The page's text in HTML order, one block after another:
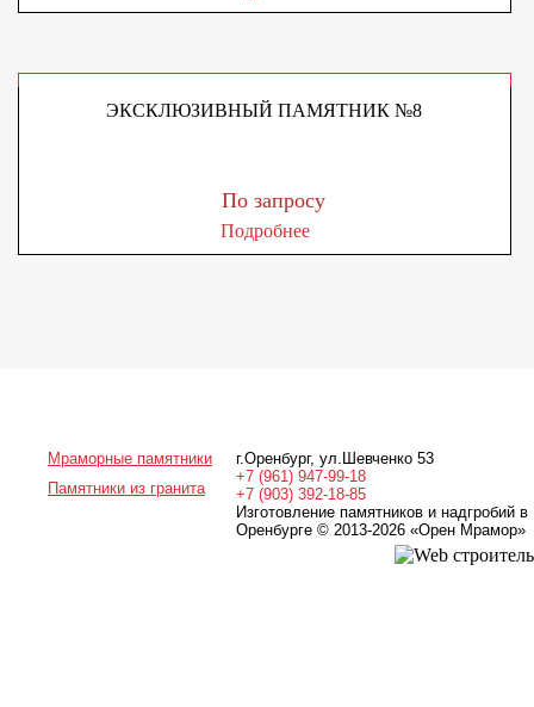
ЭКСКЛЮЗИВНЫЙ ПАМЯТНИК №8
По запросу
Подробнее
Мраморные памятники
Памятники из гранита
г.Оренбург, ул.Шевченко 53
+7 (961) 947-99-18
+7 (903) 392-18-85
Изготовление памятников и надгробий в
Оренбурге © 2013-2026 «Орен Мрамор»